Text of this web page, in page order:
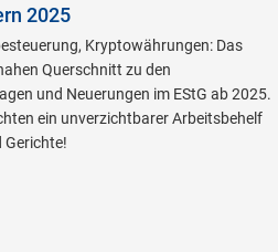
2025
Kryptowährungen: Das
Querschnitt zu den
und Neuerungen im EStG ab 2025.
ein unverzichtbarer Arbeitsbehelf
Gerichte!